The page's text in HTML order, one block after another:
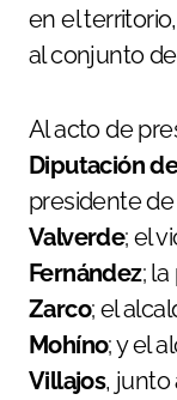
en el
al conjunto
Al acto de
Diputación
presidente
Valverde; el
Fernández;
Zarco; el
Mohíno; y el
Villajos, junto